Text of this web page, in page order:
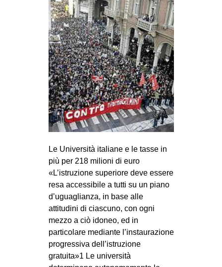
GAZA FREESTYLE
CSOA LAMBRETTA
MSM
STUDENTI TSUNAMI
ZAM
MILANO
MOBILITAZIONI
SPAZI
SPORT POPOLARE
AMBIENTE
ANTIFASCISMO
DIRITTO ALL’ABITARE
GENERI
MIGRAZIONI
Le Università italiane e le tasse in
più per 218 milioni di euro
«L’istruzione superiore deve essere
resa accessibile a tutti su un piano
d’uguaglianza, in base alle
attitudini di ciascuno, con ogni
mezzo a ciò idoneo, ed in
particolare mediante l’instaurazione
progressiva dell’istruzione
gratuita»1 Le università